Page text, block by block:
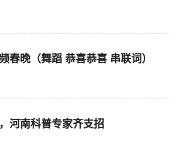
春晚（舞蹈 恭喜恭喜 串联词）
河南科普专家齐支招